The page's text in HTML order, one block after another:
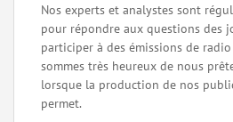
Nos experts et analystes sont
pour répondre aux questions des
participer à des émissions de
sommes très heureux de nous
lorsque la production de nos
permet.